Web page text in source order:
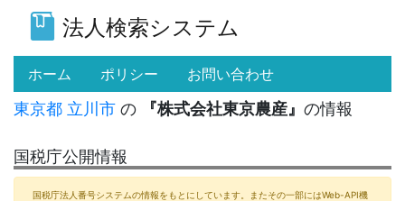
法人検索システム
ホーム (current)
ポリシー お問い合わせ
東京都 立川市 の 『株式会社東京農産』 の情報
国税庁公開情報
国税庁法人番号システムの情報をもとにしています。またその一部にはWeb-API機